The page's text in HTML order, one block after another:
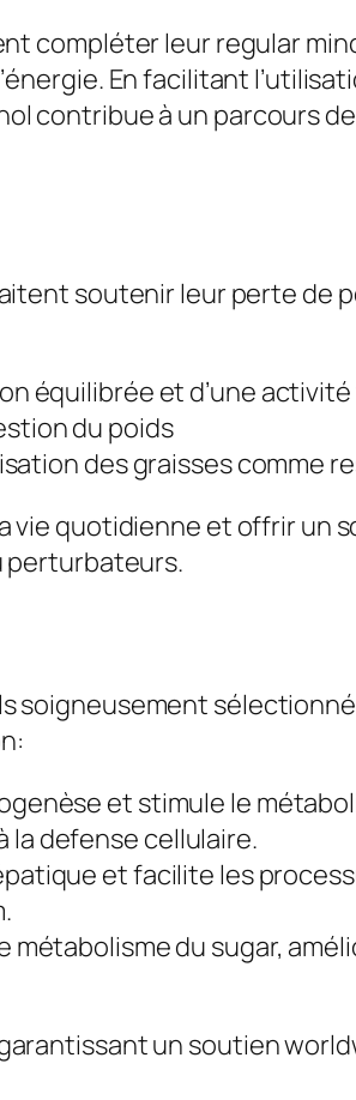
compléter leur regular
En facilitant
contribue à un parcours
soutenir leur perte de
équilibrée et d’une
du poids
des graisses comme
vie quotidienne et offrir un
perturbateurs.
soigneusement
et stimule le
defense cellulaire.
et facilite les
métabolisme du sugar,
un soutien